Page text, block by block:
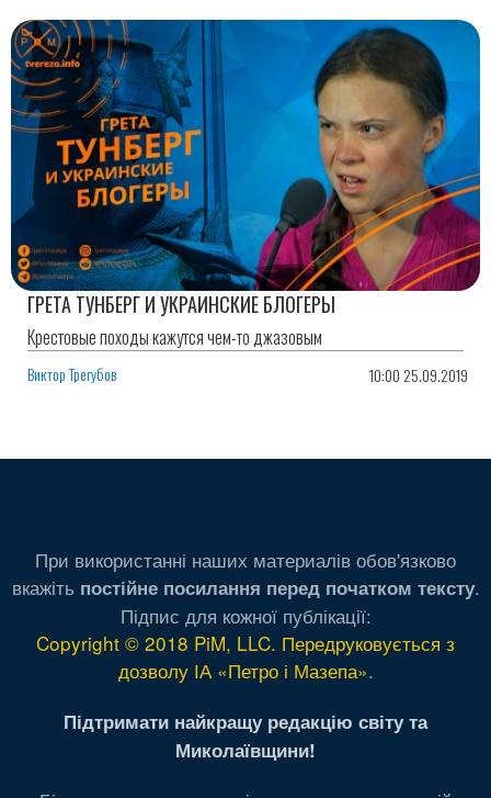
ГРЕТА ТУНБЕРГ И УКРАИНСКИЕ БЛОГЕРЫ
Крестовые походы кажутся чем-то джазовым
Виктор Трегубов 10:00 25.09.2019
При використанні наших материалів обов'язково
вкажіть постійне посилання перед початком тексту.
Підпис для кожної публікації:
Copyright © 2018 PiM, LLC. Передруковується з
дозволу ІА «Петро і Мазепа».
Підтримати найкращу редакцію світу та
Миколаївщини!